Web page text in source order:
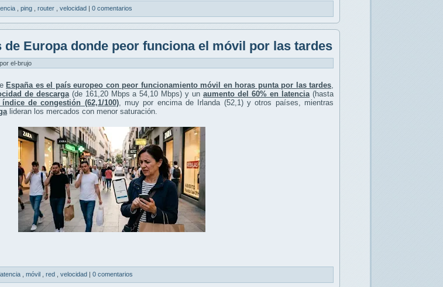
ping router velocidad 0 comentarios
de Europa donde peor funciona el móvil por las tardes
el-brujo
España es el país europeo con peor funcionamiento móvil en horas punta por las tardes
de descarga(de 161,20 Mbps a 54,10 Mbps) y unaumento del 60% en latencia (hasta
de congestión (62,1/100), muy por encima de Irlanda (52,1) y otros países, mientras
lideran los mercados con menor saturación.
móvil red velocidad | 0 comentarios